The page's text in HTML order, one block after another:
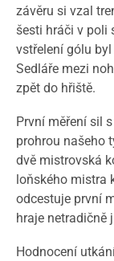
závěru si vzal
šesti hráči v poli
vstřelení gólu
Sedláře mezi
zpět do hřiště.
První měření sil
prohrou našeho
dvě mistrovská
loňského mistra
odcestuje první
hraje netradičně
Hodnocení